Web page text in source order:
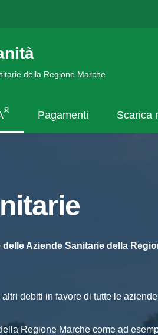
della Regione Marche
® Pagamenti Scarica
Aziende Sanitarie della
debiti in favore di tutte le aziende
Regione Marche come ad